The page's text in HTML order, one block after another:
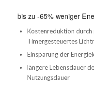
bis zu -65% weniger
Kostenreduktion durch
Timergesteuertes
Einsparung der
längere Lebensdauer
Nutzungsdauer